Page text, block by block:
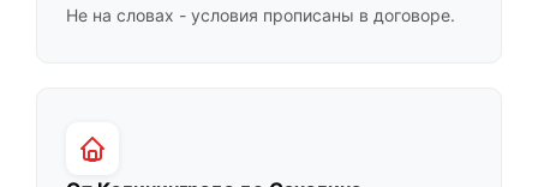
Не на словах - условия прописаны в договоре.